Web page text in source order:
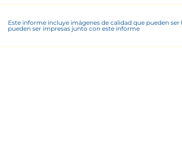
Este informe incluye imágenes de calidad que pueden
pueden ser impresas junto con este informe